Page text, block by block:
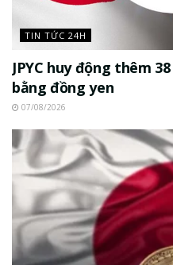
TIN TỨC 24H
JPYC huy động thêm
bằng đồng yen
07/08/2026